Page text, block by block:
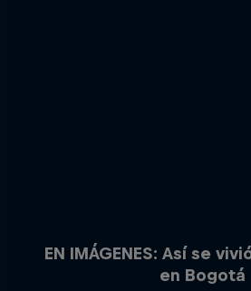
EN IMÁGENES: Así se
en Bogotá